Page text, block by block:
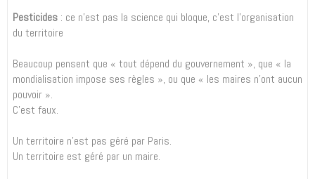
Pesticides : ce n’est pas la science qui bloque, c’est l’organisation
du territoire
Beaucoup pensent que « tout dépend du gouvernement », que « la
mondialisation impose ses règles », ou que « les maires n’ont aucun
pouvoir ».
C’est faux.
Un territoire n’est pas géré par Paris.
Un territoire est géré par un maire.